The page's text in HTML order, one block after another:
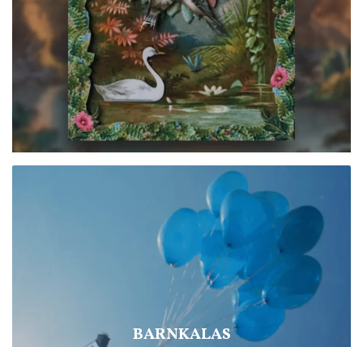
BARNKALAS